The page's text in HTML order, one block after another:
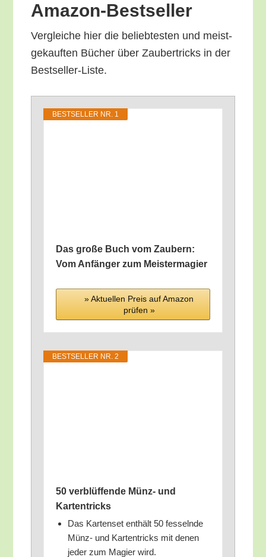
Amazon-Bestseller
Ver­glei­che hier die belieb­tes­ten und meist­
ge­kauf­ten Bücher über Zau­ber­tricks in der
Bestseller-Liste.
BEST­SEL­LER NR. 1
Das gro­ße Buch vom Zau­bern:
Vom Anfän­ger zum Meistermagier
» Aktu­el­len Preis auf Ama­zon
prü­fen »
BEST­SEL­LER NR. 2
50 ver­blüf­fen­de Münz- und
Kartentricks
Das Kar­ten­set ent­hält 50 fes­seln­de
Münz- und Kar­ten­tricks mit denen
jeder zum Magi­er wird.